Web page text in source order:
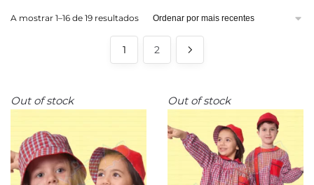
A mostrar 1–16 de 19 resultadosOrdenado
mais
1 2
Out of stock Out of stock